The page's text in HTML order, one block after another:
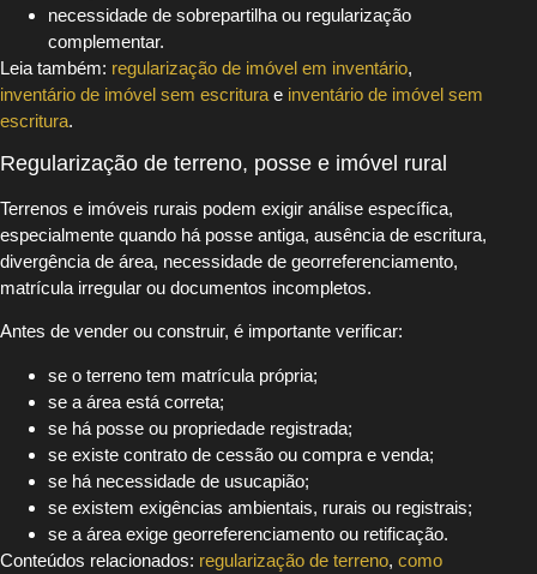
necessidade de sobrepartilha ou regularização
complementar.
Leia também: regularização de imóvel em inventário,
inventário de imóvel sem escritura e inventário de imóvel sem
escritura.
Regularização de terreno, posse e imóvel rural
Terrenos e imóveis rurais podem exigir análise específica,
especialmente quando há posse antiga, ausência de escritura,
divergência de área, necessidade de georreferenciamento,
matrícula irregular ou documentos incompletos.
Antes de vender ou construir, é importante verificar:
se o terreno tem matrícula própria;
se a área está correta;
se há posse ou propriedade registrada;
se existe contrato de cessão ou compra e venda;
se há necessidade de usucapião;
se existem exigências ambientais, rurais ou registrais;
se a área exige georreferenciamento ou retificação.
Conteúdos relacionados: regularização de terreno, como